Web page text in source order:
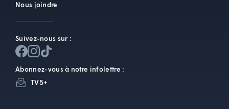
Nous joindre
Suivez-nous sur :
Abonnez-vous à notre infolettre :
TV5+